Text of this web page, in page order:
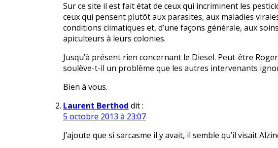
Sur ce site il est fait état de ceux qui incriminent les
ceux qui pensent plutôt aux parasites, aux maladies
conditions climatiques et, d’une façons générale, aux
apiculteurs à leurs colonies.
Jusqu’à présent rien concernant le Diesel. Peut-être
soulève-t-il un problème que les autres intervenants
Bien à vous.
Laurent Berthod dit :
5 octobre 2013 à 23:07
J’ajoute que si sarcasme il y avait, il semble qu’il visait